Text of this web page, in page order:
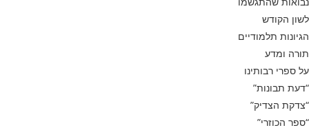
לשון הקודש
הגיונות תלמודיים
תורה ומדע
על ספרי רבותינו
“דעת תבונות”
“צדקת הצדיק”
“ספר הכוזרי”